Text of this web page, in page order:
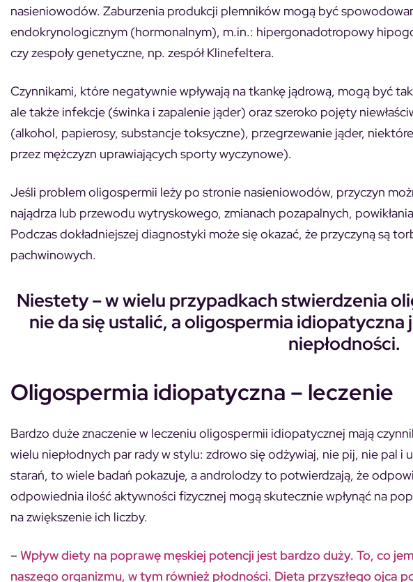
nasieniowodów. Zaburzenia produkcji plemników mogą być
endokrynologicznym (hormonalnym), m.in.: hipergonadotropowy
czy zespoły genetyczne, np. zespół Klinefeltera.
Czynnikami, które negatywnie wpływają na tkankę jądrową, mogą być
ale także infekcje (świnka i zapalenie jąder) oraz szeroko pojęty
(alkohol, papierosy, substancje toksyczne), przegrzewanie jąder,
przez mężczyzn uprawiających sporty wyczynowe).
Jeśli problem oligospermii leży po stronie nasieniowodów, przyczyn
najądrza lub przewodu wytryskowego, zmianach pozapalnych,
Podczas dokładniejszej diagnostyki może się okazać, że przyczyną są
pachwinowych.
Niestety – w wielu przypadkach stwierdzenia
nie da się ustalić, a oligospermia idiopatyczna
niepłodności.
Oligospermia idiopatyczna – leczenie
Bardzo duże znaczenie w leczeniu oligospermii idiopatycznej mają
wielu niepłodnych par rady w stylu: zdrowo się odżywiaj, nie pij, nie pal i
starań, to wiele badań pokazuje, a androlodzy to potwierdzają, że
odpowiednia ilość aktywności fizycznej mogą skutecznie wpłynąć na
na zwiększenie ich liczby.
– Wpływ diety na poprawę męskiej potencji jest bardzo duży. To, co
naszego organizmu, w tym również płodności. Dieta przyszłego ojca